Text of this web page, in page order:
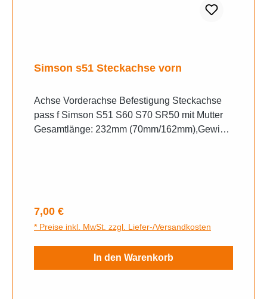
Simson s51 Steckachse vorn
Achse Vorderachse Befestigung Steckachse
pass f Simson S51 S60 S70 SR50 mit Mutter
Gesamtlänge: 232mm (70mm/162mm),Gewind
Regulärer Preis:
7,00 €
* Preise inkl. MwSt. zzgl. Liefer-/Versandkosten
In den Warenkorb